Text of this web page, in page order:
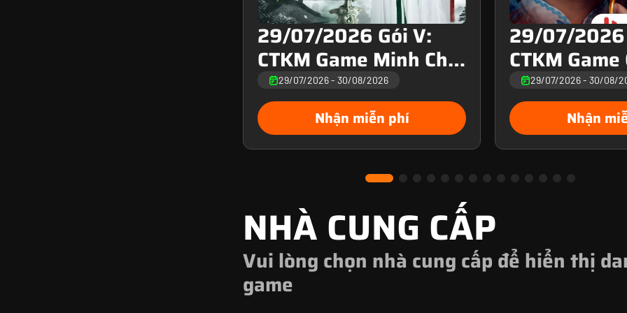
29/07/2026 Gói V:
CTKM Game Minh Chủ
Võ Lâm
29/07/2026- 30/08/2026
Nhận miễn phí
29/07/2026
CTKM Game
kỳ ngộ
29/07/2026- 30/08/
Nhận
NHÀ CUNG CẤP
Vui lòng chọn nhà cung cấp để hiển thị
game